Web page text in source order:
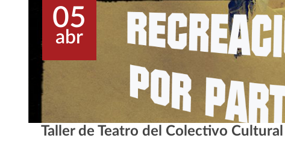
05
abr
Taller de Teatro del Colectivo Cultural